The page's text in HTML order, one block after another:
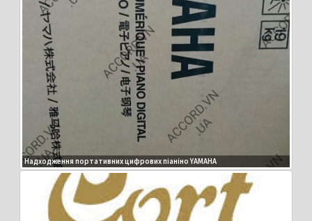
Надходження портативних цифрових піаніно YAMAHA